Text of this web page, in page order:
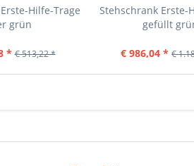
Hilfe-Trage
grün
* € 513,22 *
Stehschrank Erste-
gefüllt
€ 986,04 * €